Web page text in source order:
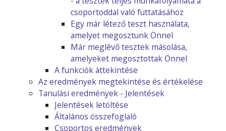
csoportoddal való futtatásához
Egy már létező teszt használata,
amelyet megosztunk Önnel
Már meglévő tesztek másolása,
amelyeket megosztottak Önnel
A funkciók áttekintése
Az eredmények megtekintése és értékelése
Tanulási eredmények - Jelentések
Jelentések letöltése
Általános összefoglaló
Csoportos eredmények